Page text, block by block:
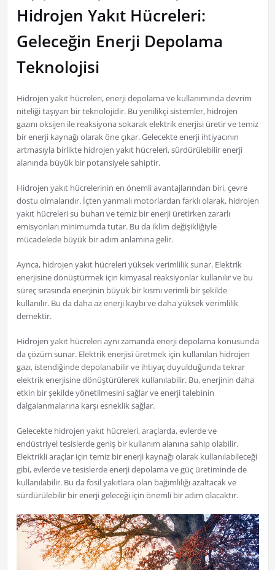
Hidrojen Yakıt Hücreleri:
Geleceğin Enerji Depolama
Teknolojisi
Hidrojen yakıt hücreleri, enerji depolama ve kullanımında devrim
niteliği taşıyan bir teknolojidir. Bu yenilikçi sistemler, hidrojen
gazını oksijen ile reaksiyona sokarak elektrik enerjisi üretir ve temiz
bir enerji kaynağı olarak öne çıkar. Gelecekte enerji ihtiyacının
artmasıyla birlikte hidrojen yakıt hücreleri, sürdürülebilir enerji
alanında büyük bir potansiyele sahiptir.
Hidrojen yakıt hücrelerinin en önemli avantajlarından biri, çevre
dostu olmalarıdır. İçten yanmalı motorlardan farklı olarak, hidrojen
yakıt hücreleri su buharı ve temiz bir enerji üretirken zararlı
emisyonları minimumda tutar. Bu da iklim değişikliğiyle
mücadelede büyük bir adım anlamına gelir.
Ayrıca, hidrojen yakıt hücreleri yüksek verimlilik sunar. Elektrik
enerjisine dönüştürmek için kimyasal reaksiyonlar kullanılır ve bu
süreç sırasında enerjinin büyük bir kısmı verimli bir şekilde
kullanılır. Bu da daha az enerji kaybı ve daha yüksek verimlilik
demektir.
Hidrojen yakıt hücreleri aynı zamanda enerji depolama konusunda
da çözüm sunar. Elektrik enerjisi üretmek için kullanılan hidrojen
gazı, istendiğinde depolanabilir ve ihtiyaç duyulduğunda tekrar
elektrik enerjisine dönüştürülerek kullanılabilir. Bu, enerjinin daha
etkin bir şekilde yönetilmesini sağlar ve enerji talebinin
dalgalanmalarına karşı esneklik sağlar.
Gelecekte hidrojen yakıt hücreleri, araçlarda, evlerde ve
endüstriyel tesislerde geniş bir kullanım alanına sahip olabilir.
Elektrikli araçlar için temiz bir enerji kaynağı olarak kullanılabileceği
gibi, evlerde ve tesislerde enerji depolama ve güç üretiminde de
kullanılabilir. Bu da fosil yakıtlara olan bağımlılığı azaltacak ve
sürdürülebilir bir enerji geleceği için önemli bir adım olacaktır.